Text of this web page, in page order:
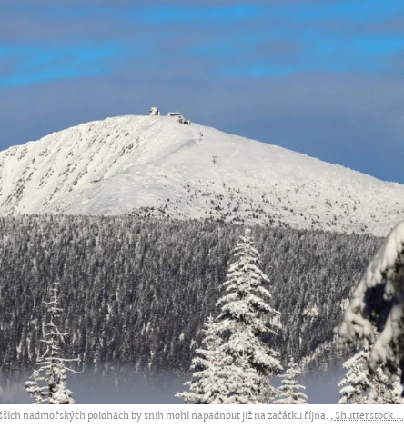
nadmořských polohách by sníh mohl napadnout již na začátku října. ,Shutterstock....